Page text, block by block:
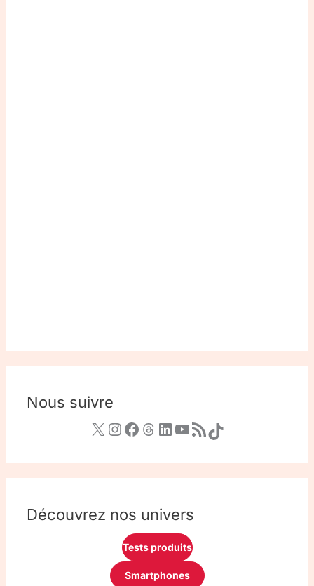
Nous suivre
Découvrez nos univers
Tests produits
Smartphones